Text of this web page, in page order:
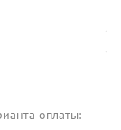
оплаты: